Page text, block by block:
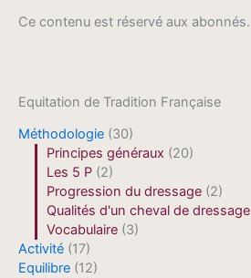
Equitation de Tradition Française
Méthodologie (30)
Principes généraux (20)
Les 5 P (2)
Progression du dressage (2)
Qualités d'un cheval de dressage
Vocabulaire (3)
Activité (17)
Equilibre (12)
Ce contenu est réservé aux abonnés.